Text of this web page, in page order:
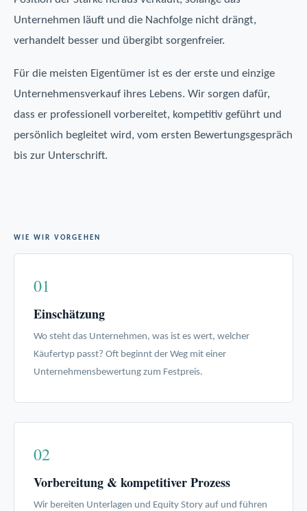
Unternehmen läuft und die Nachfolge nicht drängt,
verhandelt besser und übergibt sorgenfreier.
Für die meisten Eigentümer ist es der erste und einzige
Unternehmensverkauf ihres Lebens. Wir sorgen dafür,
dass er professionell vorbereitet, kompetitiv geführt und
persönlich begleitet wird, vom ersten Bewertungsgespräch
bis zur Unterschrift.
WIE WIR VORGEHEN
01
Einschätzung
Wo steht das Unternehmen, was ist es wert, welcher
Käufertyp passt? Oft beginnt der Weg mit einer
Unternehmensbewertung zum Festpreis.
02
Vorbereitung & kompetitiver Prozess
Wir bereiten Unterlagen und Equity Story auf und führen